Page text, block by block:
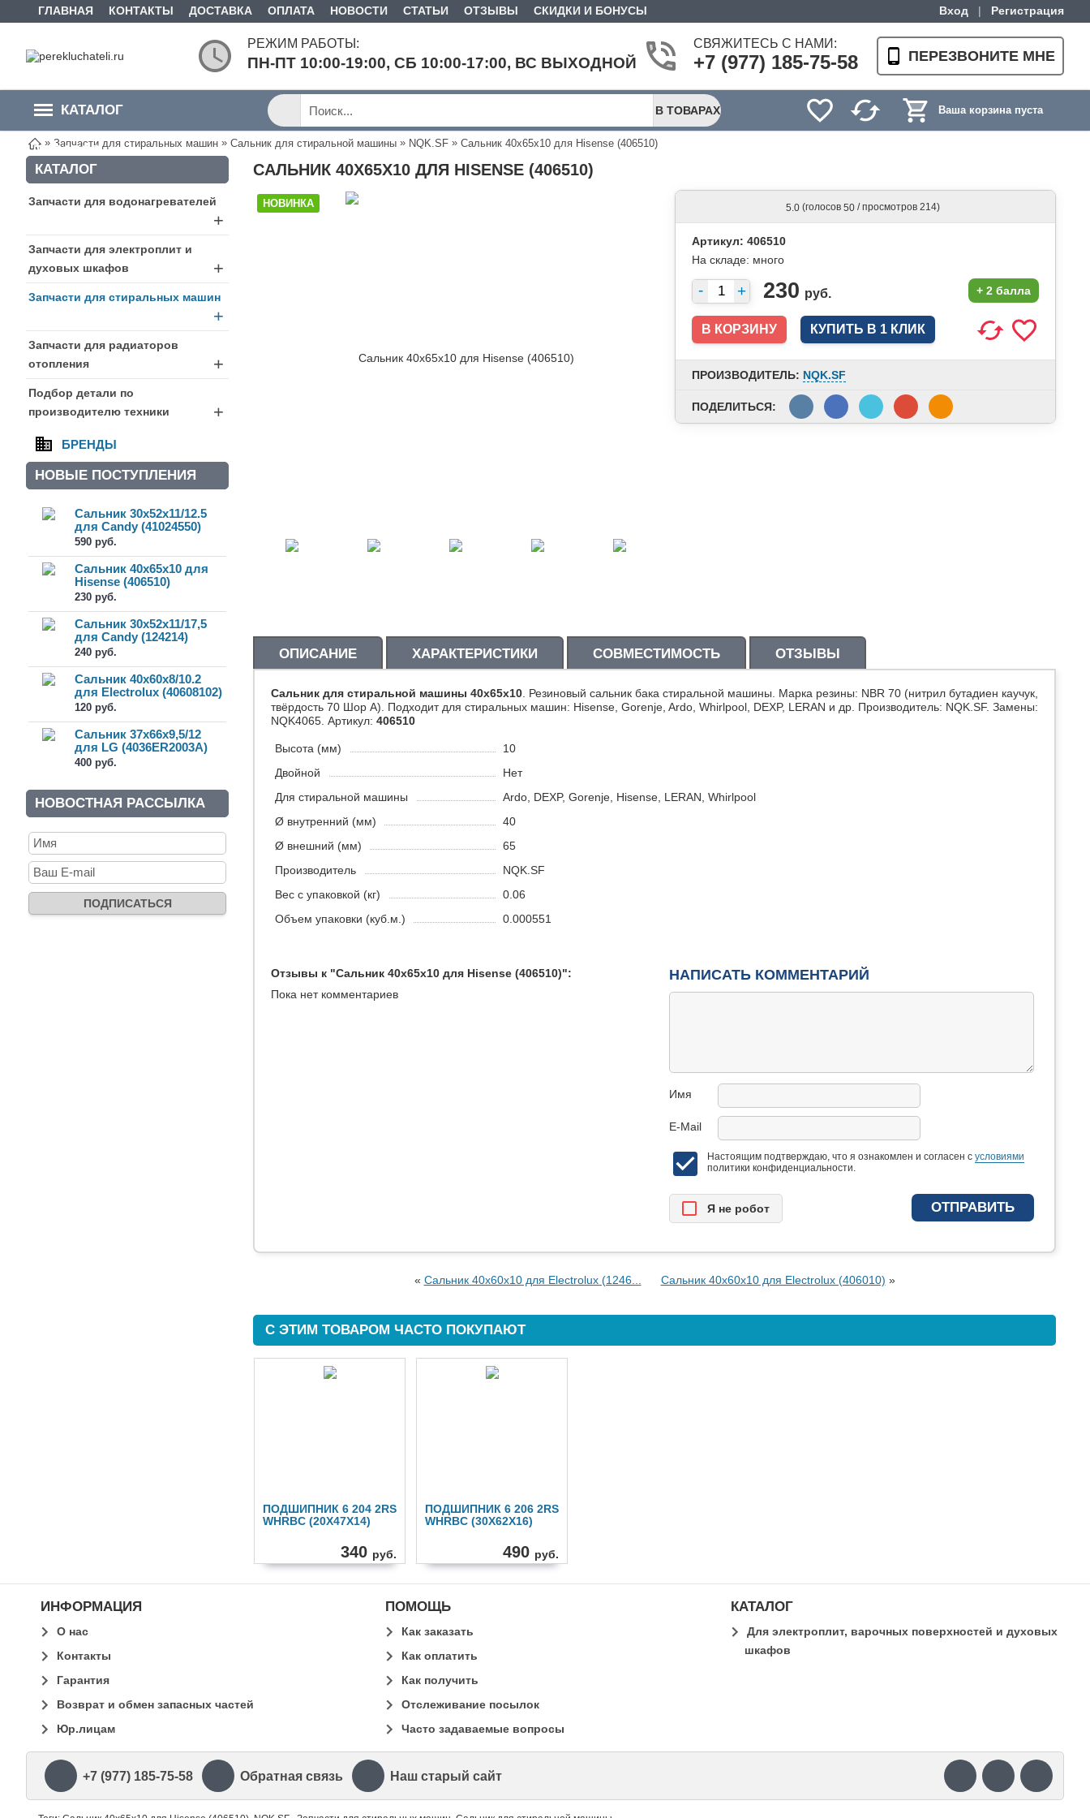
ГЛАВНАЯ КОНТАКТЫ ДОСТАВКА ОПЛАТА НОВОСТИ СТАТЬИ ОТЗЫВЫ СКИДКИ И БОНУСЫ Вход | Регистрация
РЕЖИМ РАБОТЫ:
ПН-ПТ 10:00-19:00, СБ 10:00-17:00, ВС ВЫХОДНОЙ
СВЯЖИТЕСЬ С НАМИ:
+7 (977) 185-75-58 ПЕРЕЗВОНИТЕ МНЕ
КАТАЛОГ
ТОВАРОВ
Ваша корзина пуста
В ТОВАРАХ
» Запчасти для стиральных машин » Сальник для стиральной машины » NQK.SF » Сальник 40x65x10 для Hisense (406510)
КАТАЛОГ
Запчасти для водонагревателей
+
Запчасти для электроплит и
духовых шкафов
+
Запчасти для стиральных машин
+
Запчасти для радиаторов
отопления
+
Подбор детали по
производителю техники
+
БРЕНДЫ
НОВЫЕ ПОСТУПЛЕНИЯ
Сальник 30x52x11/12.5
для Candy (41024550)
590 руб.
Сальник 40x65x10 для
Hisense (406510)
230 руб.
Сальник 30x52x11/17,5
для Candy (124214)
240 руб.
Сальник 40x60x8/10.2
для Electrolux (40608102)
120 руб.
Сальник 37x66x9,5/12
для LG (4036ER2003A)
400 руб.
НОВОСТНАЯ РАССЫЛКА
САЛЬНИК 40X65X10 ДЛЯ HISENSE (406510)
НОВИНКА 5.0 (голосов 50 / просмотров 214)
Артикул: 406510
На складе: много
230 руб. + 2 балла
КУПИТЬ В 1 КЛИК
ПРОИЗВОДИТЕЛЬ: NQK.SF
ПОДЕЛИТЬСЯ:
ОПИСАНИЕ ХАРАКТЕРИСТИКИ СОВМЕСТИМОСТЬ ОТЗЫВЫ
Сальник для стиральной машины 40x65x10 . Резиновый сальник бака стиральной машины. Марка резины: NBR 70 (нитрил бутадиен каучук,
твёрдость 70 Шор А). Подходит для стиральных машин: Hisense, Gorenje, Ardo, Whirlpool, DEXP, LERAN и др. Производитель: NQK.SF. Замены:
NQK4065. Артикул: 406510
Высота (мм)
10
Двойной
Нет
Для стиральной машины
Ardo, DEXP, Gorenje, Hisense, LERAN, Whirlpool
Ø внутренний (мм)
40
Ø внешний (мм)
65
Производитель
NQK.SF
Вес c упаковкой (кг)
0.06
Объем упаковки (куб.м.)
0.000551
Отзывы к "Сальник 40x65x10 для Hisense (406510)":
Пока нет комментариев
НАПИСАТЬ КОММЕНТАРИЙ
Имя
E-Mail
Настоящим подтверждаю, что я ознакомлен и согласен с условиями
политики конфиденциальности.
Я нe рoбoт
« Сальник 40x60x10 для Electrolux (1246... Сальник 40x60x10 для Electrolux (406010) »
С ЭТИМ ТОВАРОМ ЧАСТО ПОКУПАЮТ
ПОДШИПНИК 6 204 2RS
WHRBC (20X47X14)
340 руб.
ПОДШИПНИК 6 206 2RS
WHRBC (30X62X16)
490 руб.
ИНФОРМАЦИЯ
О нас
Контакты
Гарантия
Возврат и обмен запасных частей
Юр.лицам
ПОМОЩЬ
Как заказать
Как оплатить
Как получить
Отслеживание посылок
Часто задаваемые вопросы
КАТАЛОГ
Для электроплит, варочных поверхностей и духовых
шкафов
+7 (977) 185-75-58 Обратная связь Наш старый сайт